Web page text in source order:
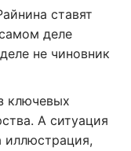
ставят
деле
не чиновник
ключевых
А ситуация
иллюстрация,